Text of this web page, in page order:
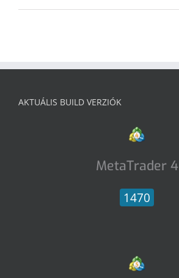
AKTUÁLIS BUILD VERZIÓK
MetaTrader 4
1470